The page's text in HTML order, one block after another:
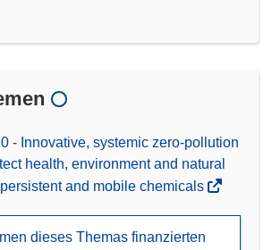
- Innovative, systemic zero-pollution
health, environment and natural
and mobile chemicals
dieses Themas finanzierten